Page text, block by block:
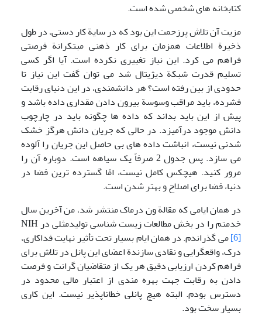
کتابخانه های شخصی شده است.
مزیت آن تلاش پرزحمت این بود که در سایة کار دستی، در طول
ذخیرة اطلاعات همزمان برای کار ذهنی مبتکرانة فرصتی
فراهم می کرد. این نیاز تغییری نکرده است. آیا اگر کسی
تسلیم قدرت شبکة دیژیتال شد می توان گفت این نیاز تا
حدودی از بین رفته است؟ هر دانشمندی، در این دنیای رقابت
فشرده، باید مراقب وسوسة بیرون دادن مقداری داده باشد و
پیش از این باید بداند که داده ها چگونه باید در چارچوب
دانش موجود درآمیزد. در حالی که جریان دانش هرگز خشک
شدنی نیست، انباشت داده های بی حاصل این جریان را آلوده
می سازد. پس جدول 2 صرفاً یک سیاهه است. دوباره آن را
مرور کنید. هیچکس کامل نیست، امّا گسترده ترین فضا در
دنیا، فضا برای اصلاح و بهتر شدن است.
در همان ایامی که مقالة ون درماک منتشر شد، من آخرین سال
خدمتم را در بخش مطالعات زیست شناسی تولیدمثلی در NIH
[6]می گذراندم. در همان ایام بسیار تحت تأثیر نهایت فداکاری،
درک، واقعگرایی و نقادی سازندة اعضای این پانل در تلاش برای
فراهم کردن ارزیابی دقیق هر یک از متقاضیان گرانت و فرصت
دادن به رقابت جهت بهره مندی از اعتبار مالی محدود در
دسترس بودم. البته هیچ پانلی خطاناپذیر نیست. این کاری
بسیار سخت بود.